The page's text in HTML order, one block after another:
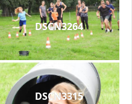
DSCN3264
DSCN3315